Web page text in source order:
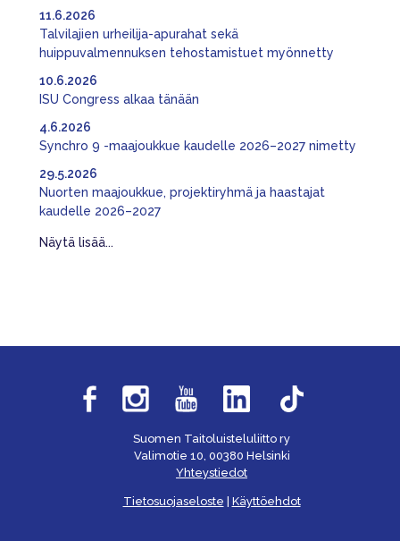
Talvilajien urheilija-apurahat sekä
huippuvalmennuksen tehostamistuet myönnetty
11.6.2026
ISU Congress alkaa tänään
10.6.2026
Synchro 9 -maajoukkue kaudelle 2026–2027 nimetty
4.6.2026
Nuorten maajoukkue, projektiryhmä ja haastajat
kaudelle 2026–2027
29.5.2026
Näytä lisää...
Suomen Taitoluisteluliitto ry
Valimotie 10, 00380 Helsinki
Yhteystiedot
Tietosuojaseloste | Käyttöehdot